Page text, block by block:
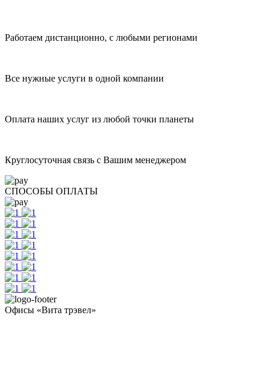
Работаем дистанционно, с любыми регионами
Все нужные услуги в одной компании
Оплата наших услуг из любой точки планеты
Круглосуточная связь с Вашим менеджером
СПОСОБЫ ОПЛАТЫ
Офисы «Вита трэвел»